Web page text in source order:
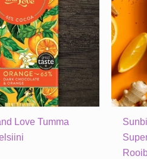
Love Tumma